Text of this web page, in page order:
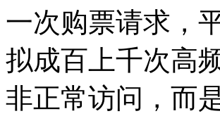
一次购票请求，
拟成百上千次高
非正常访问，而